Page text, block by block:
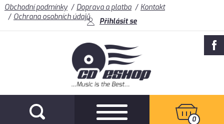
Obchodní podmínky Doprava a platba
Kontakt
Ochrana osobních údajů
Přihlásit se
0